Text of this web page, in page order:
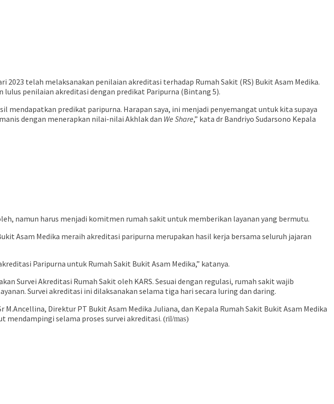
2023 telah melaksanakan penilaian akreditasi terhadap Rumah Sakit (RS) Bukit Asam Medika.
penilaian akreditasi dengan predikat Paripurna (Bintang 5).
mendapatkan predikat paripurna. Harapan saya, ini menjadi penyemangat untuk kita supaya
dengan menerapkan nilai-nilai Akhlak dan We Share,” kata dr Bandriyo Sudarsono Kepala
namun harus menjadi komitmen rumah sakit untuk memberikan layanan yang bermutu.
Asam Medika meraih akreditasi paripurna merupakan hasil kerja bersama seluruh jajaran
Paripurna untuk Rumah Sakit Bukit Asam Medika,” katanya.
Survei Akreditasi Rumah Sakit oleh KARS. Sesuai dengan regulasi, rumah sakit wajib
Survei akreditasi ini dilaksanakan selama tiga hari secara luring dan daring.
Direktur PT Bukit Asam Medika Juliana, dan Kepala Rumah Sakit Bukit Asam Medika
mendampingi selama proses survei akreditasi. (ril/mas)